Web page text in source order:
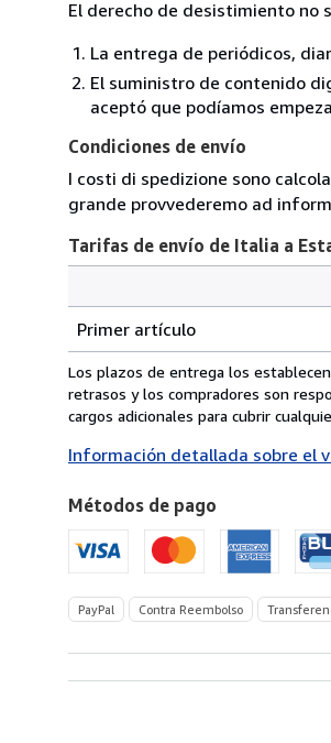
El derecho de desistimiento no
La entrega de periódicos,
El suministro de contenido
aceptó que podíamos
Condiciones de envío
I costi di spedizione sono
grande provvederemo ad
Tarifas de envío de Italia a
de
envío
de
Italia
Estados
de
America
pedido
Primer artículo
Los plazos de entrega los
retrasos y los compradores son
cargos adicionales para cubrir
Información detallada sobre el
Métodos de pago
PayPal Contra Reembolso